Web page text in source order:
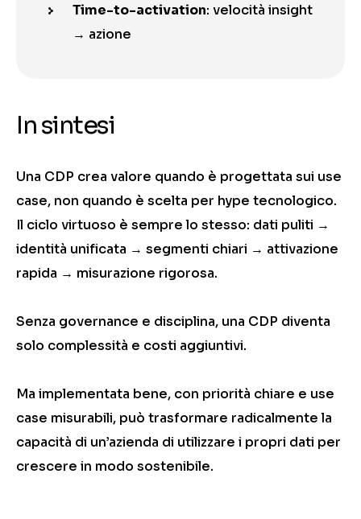
Time-to-activation: velocità insight
→ azione
In sintesi
Una CDP crea valore quando è progettata sui use
case, non quando è scelta per hype tecnologico.
Il ciclo virtuoso è sempre lo stesso: dati puliti →
identità unificata → segmenti chiari → attivazione
rapida → misurazione rigorosa.
Senza governance e disciplina, una CDP diventa
solo complessità e costi aggiuntivi.
Ma implementata bene, con priorità chiare e use
case misurabili, può trasformare radicalmente la
capacità di un’azienda di utilizzare i propri dati per
crescere in modo sostenibile.